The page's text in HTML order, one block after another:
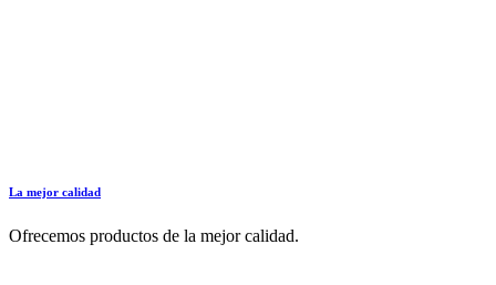
La mejor calidad
Ofrecemos productos de la mejor calidad.